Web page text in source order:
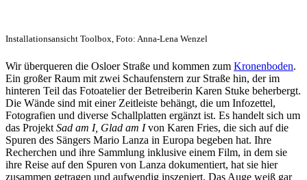
Installationsansicht Toolbox, Foto: Anna-Lena Wenzel
Wir überqueren die Osloer Straße und kommen zum Kronenboden.
Ein großer Raum mit zwei Schaufenstern zur Straße hin, der im
hinteren Teil das Fotoatelier der Betreiberin Karen Stuke beherbergt.
Die Wände sind mit einer Zeitleiste behängt, die um Infozettel,
Fotografien und diverse Schallplatten ergänzt ist. Es handelt sich um
das Projekt Sad am I, Glad am Ivon Karen Fries, die sich auf die
Spuren des Sängers Mario Lanza in Europa begeben hat. Ihre
Recherchen und ihre Sammlung inklusive einem Film, in dem sie
ihre Reise auf den Spuren von Lanza dokumentiert, hat sie hier
zusammen getragen und aufwendig inszeniert. Das Auge weiß gar